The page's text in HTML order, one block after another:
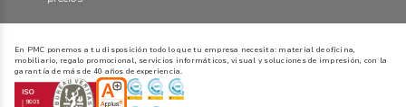
En PMC ponemos a tu disposición todo lo que tu empresa necesita: material de oficina,
mobiliario, regalo promocional, servicios informáticos, visual y soluciones de impresión, con la
garantía de más de 40 años de experiencia.